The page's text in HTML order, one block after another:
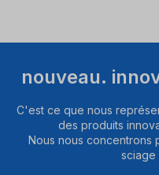
nouveau.
C'est ce que nous
des produits
Nous nous concentrons
sciage